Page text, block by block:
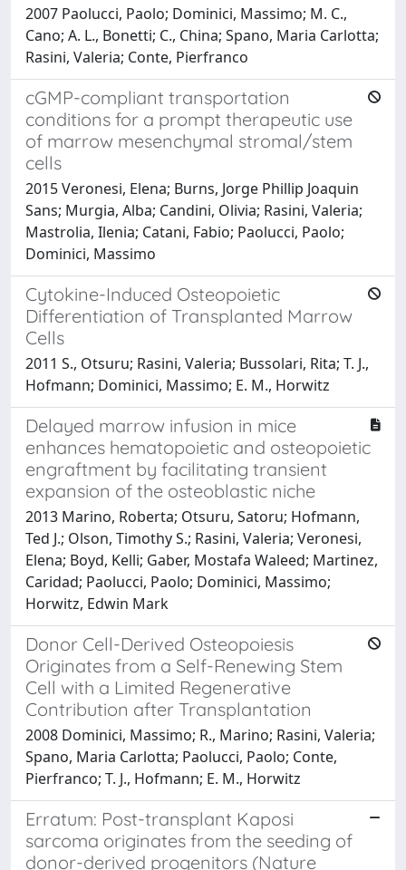
2007 Paolucci, Paolo; Dominici, Massimo; M. C.,
Cano; A. L., Bonetti; C., China; Spano, Maria Carlotta;
Rasini, Valeria; Conte, Pierfranco
cGMP-compliant transportation
conditions for a prompt therapeutic use
of marrow mesenchymal stromal/stem
cells
2015 Veronesi, Elena; Burns, Jorge Phillip Joaquin
Sans; Murgia, Alba; Candini, Olivia; Rasini, Valeria;
Mastrolia, Ilenia; Catani, Fabio; Paolucci, Paolo;
Dominici, Massimo
Cytokine-Induced Osteopoietic
Differentiation of Transplanted Marrow
Cells
2011 S., Otsuru; Rasini, Valeria; Bussolari, Rita; T. J.,
Hofmann; Dominici, Massimo; E. M., Horwitz
Delayed marrow infusion in mice
enhances hematopoietic and osteopoietic
engraftment by facilitating transient
expansion of the osteoblastic niche
2013 Marino, Roberta; Otsuru, Satoru; Hofmann,
Ted J.; Olson, Timothy S.; Rasini, Valeria; Veronesi,
Elena; Boyd, Kelli; Gaber, Mostafa Waleed; Martinez,
Caridad; Paolucci, Paolo; Dominici, Massimo;
Horwitz, Edwin Mark
Donor Cell-Derived Osteopoiesis
Originates from a Self-Renewing Stem
Cell with a Limited Regenerative
Contribution after Transplantation
2008 Dominici, Massimo; R., Marino; Rasini, Valeria;
Spano, Maria Carlotta; Paolucci, Paolo; Conte,
Pierfranco; T. J., Hofmann; E. M., Horwitz
Erratum: Post-transplant Kaposi
sarcoma originates from the seeding of
donor-derived progenitors (Nature